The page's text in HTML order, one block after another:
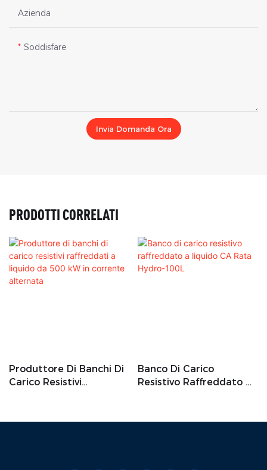
Azienda
Soddisfare
Invia Domanda Ora
PRODOTTI CORRELATI
Produttore Di Banchi Di
Carico Resistivi
Alternata
Banco Di Carico
Resistivo Raffreddato A